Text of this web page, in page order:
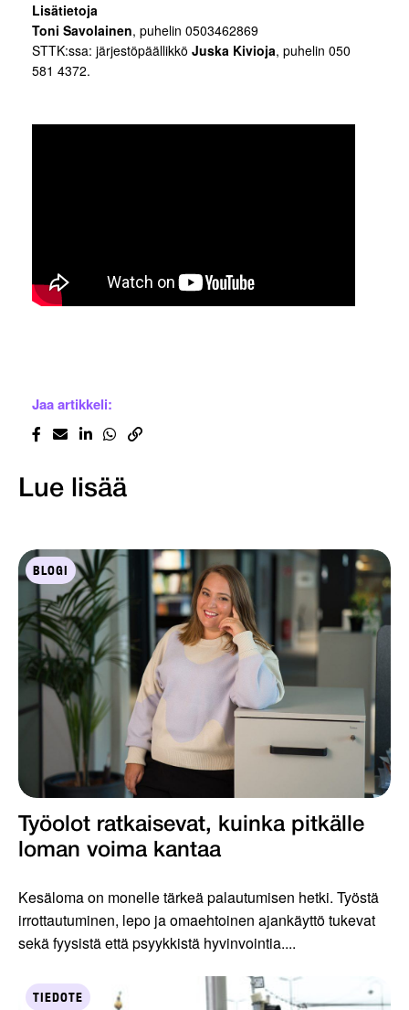
Lisätietoja
Toni Savolainen, puhelin 0503462869
STTK:ssa: järjestöpäällikkö Juska Kivioja, puhelin 050
581 4372.
Jaa artikkeli:
Lue lisää
BLOGI
Työolot ratkaisevat, kuinka pitkälle
loman voima kantaa
Kesäloma on monelle tärkeä palautumisen hetki. Työstä
irrottautuminen, lepo ja omaehtoinen ajankäyttö tukevat
sekä fyysistä että psyykkistä hyvinvointia....
TIEDOTE